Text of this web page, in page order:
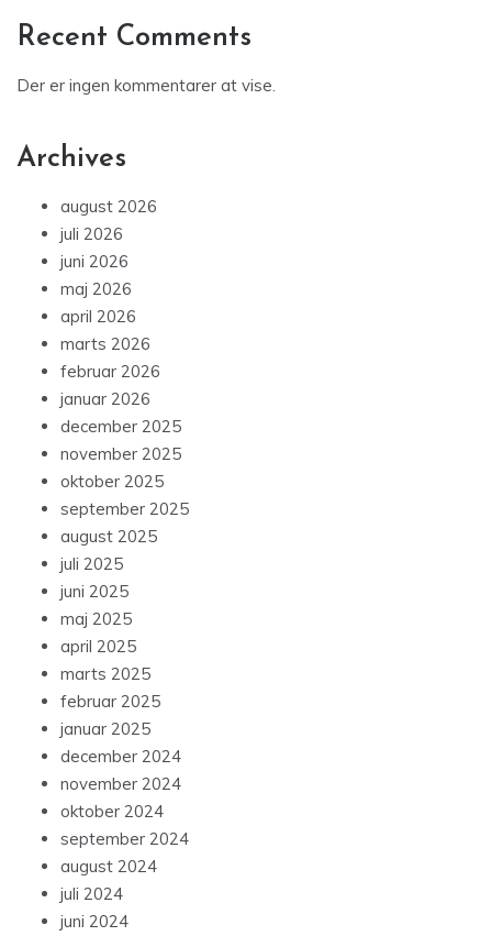
Recent Comments
Der er ingen kommentarer at vise.
Archives
august 2026
juli 2026
juni 2026
maj 2026
april 2026
marts 2026
februar 2026
januar 2026
december 2025
november 2025
oktober 2025
september 2025
august 2025
juli 2025
juni 2025
maj 2025
april 2025
marts 2025
februar 2025
januar 2025
december 2024
november 2024
oktober 2024
september 2024
august 2024
juli 2024
juni 2024